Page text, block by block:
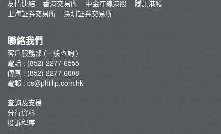
查詢及支援
轉入股票
孖展及利率
佣金及收費資料
表格下載
最新推廣及優惠
重要通知
友情連結
香港交易所 中金在線港股
騰訊港股
上海証券交易所
深圳証券交易所
聯絡我們
客戶服務部 (一般查詢 )
電話 : (852) 2277 6555
傳真 : (852) 2277 6008
電郵 : cs@phillip.com.hk
查詢及支援
分行資料
投訴程序